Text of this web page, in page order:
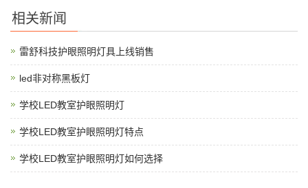
相关新闻
雷舒科技护眼照明灯具上线销售
led非对称黑板灯
学校LED教室护眼照明灯
学校LED教室护眼照明灯特点
学校LED教室护眼照明灯如何选择